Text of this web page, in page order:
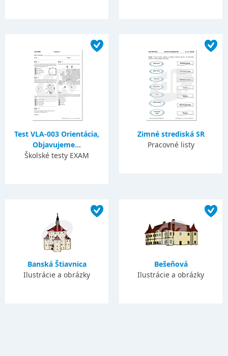
Test VLA-003 Orientácia,
Objavujeme...
Školské testy EXAM
Zimné strediská SR
Pracovné listy
Banská Štiavnica
Ilustrácie a obrázky
Bešeňová
Ilustrácie a obrázky